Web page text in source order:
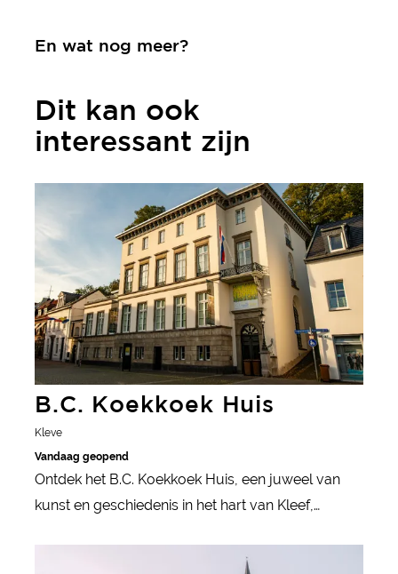
En wat nog meer?
Dit kan ook
interessant zijn
B.C. Koekkoek Huis
Kleve
Vandaag geopend
Ontdek het B.C. Koekkoek Huis, een juweel van
kunst en geschiedenis in het hart van Kleef,